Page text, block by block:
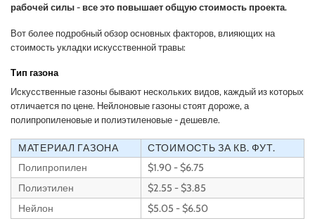
рабочей силы - все это повышает общую стоимость проекта.
Вот более подробный обзор основных факторов, влияющих на
стоимость укладки искусственной травы:
Тип газона
Искусственные газоны бывают нескольких видов, каждый из которых
отличается по цене. Нейлоновые газоны стоят дороже, а
полипропиленовые и полиэтиленовые - дешевле.
МАТЕРИАЛ ГАЗОНА
СТОИМОСТЬ ЗА КВ. ФУТ.
Полипропилен
$1.90 - $6.75
Полиэтилен
$2.55 - $3.85
Нейлон
$5.05 - $6.50